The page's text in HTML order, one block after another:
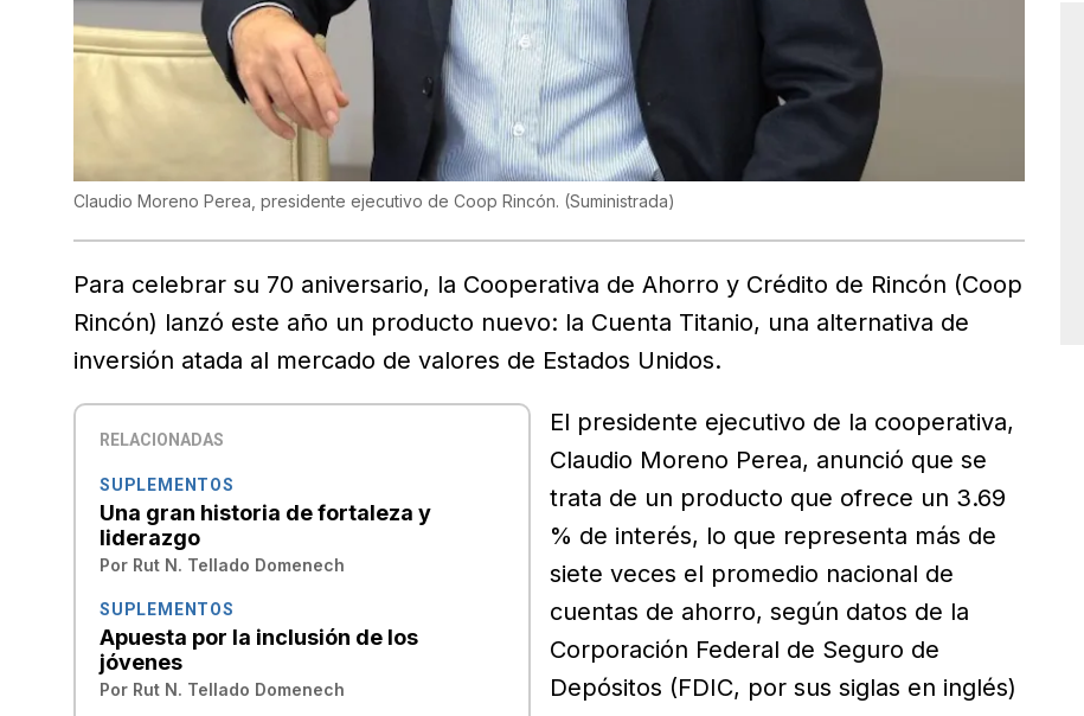
Claudio Moreno Perea, presidente ejecutivo de Coop Rincón. (Suministrada)
Para celebrar su 70 aniversario, la Cooperativa de Ahorro y Crédito de Rincón (Coop
Rincón) lanzó este año un producto nuevo: la Cuenta Titanio, una alternativa de
inversión atada al mercado de valores de Estados Unidos.
RELACIONADAS
SUPLEMENTOS
Una gran historia de fortaleza y
liderazgo
Por Rut N. Tellado Domenech
SUPLEMENTOS
Apuesta por la inclusión de los
jóvenes
Por Rut N. Tellado Domenech
El presidente ejecutivo de la cooperativa,
Claudio Moreno Perea, anunció que se
trata de un producto que ofrece un 3.69
% de interés, lo que representa más de
siete veces el promedio nacional de
cuentas de ahorro, según datos de la
Corporación Federal de Seguro de
Depósitos (FDIC, por sus siglas en inglés)